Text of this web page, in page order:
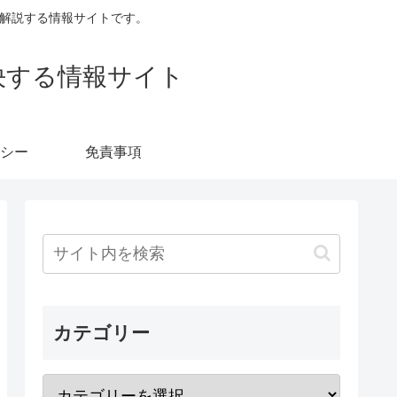
説する情報サイトです。
る情報サイト
ー 免責事項
カテゴリー